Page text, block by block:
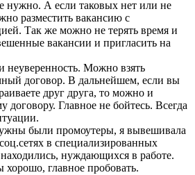
нужно. А если таковых нет или не
разместить вакансию с
Так же можно не терять время и
вакансии и пригласить на
неуверенность. Можно взять
договор. В дальнейшем, если вы
друг друга, то можно и
договору. Главное не бойтесь. Всегда
были промоутеры, я вывешивала
в специализированных
нуждающихся в работе.
главное пробовать.